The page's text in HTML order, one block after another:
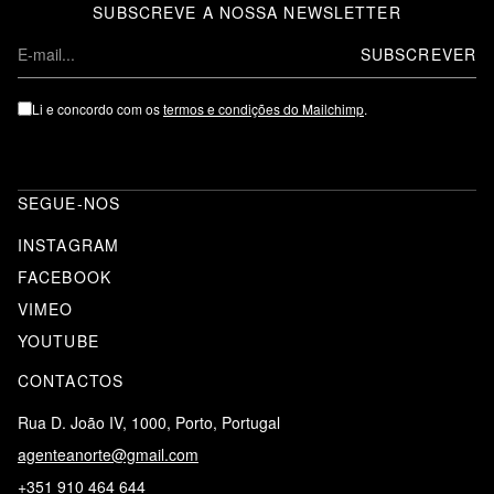
SUBSCREVE A NOSSA NEWSLETTER
E
-
m
l
Li e concordo com ostermos e condições do Mailchimp.
SEGUE-NOS
INSTAGRAM
FACEBOOK
VIMEO
YOUTUBE
CONTACTOS
Rua D. João IV, 1000, Porto, Portugal
agenteanorte@gmail.com
+351 910 464 644